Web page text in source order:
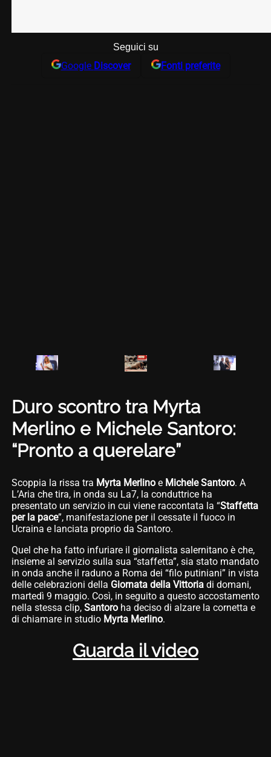
Seguici su
Google Discover Fonti preferite
Duro scontro tra Myrta
Merlino e Michele Santoro:
“Pronto a querelare”
Scoppia la rissa tra Myrta Merlinoe Michele Santoro. A
L’Aria che tira, in onda su La7, la conduttrice ha
presentato un servizio in cui viene raccontata la “Staffetta
per la pace”, manifestazione per il cessate il fuoco in
Ucraina e lanciata proprio da Santoro.
Quel che ha fatto infuriare il giornalista salernitano è che,
insieme al servizio sulla sua “staffetta”, sia stato mandato
in onda anche il raduno a Roma dei “filo putiniani” in vista
delle celebrazioni della Giornata della Vittoriadi domani,
martedì 9 maggio. Così, in seguito a questo accostamento
nella stessa clip, Santoroha deciso di alzare la cornetta e
di chiamare in studio Myrta Merlino.
Guarda il video